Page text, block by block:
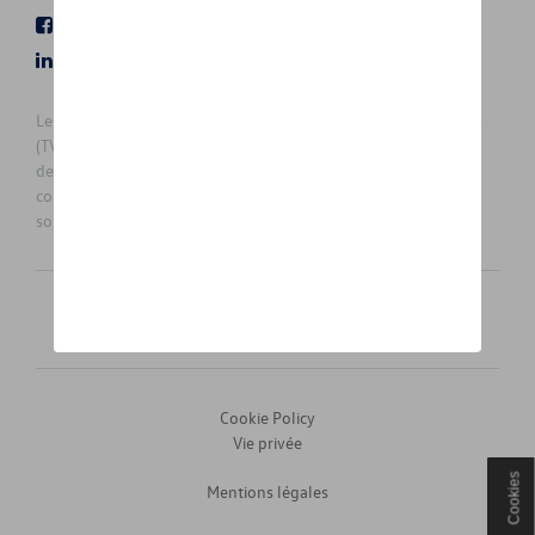
Les prix affichés sur le présent site sont des prix recommandés
(TVAc), hors éventuels frais de montage. Pour connaitre le prix
de vente actuel et les éventuels frais de montage, veuillez
contacter votre concessionnaire/agent. Les prix recommandés
sont sujets à des changements sans préavis.
Mentions légales
Cookie Policy
Vie privée
Cookies